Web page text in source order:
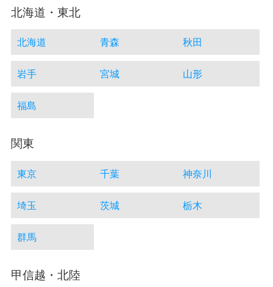
北海道・東北
北海道 青森 秋田
岩手 宮城 山形
福島
関東
東京 千葉 神奈川
埼玉 茨城 栃木
群馬
甲信越・北陸